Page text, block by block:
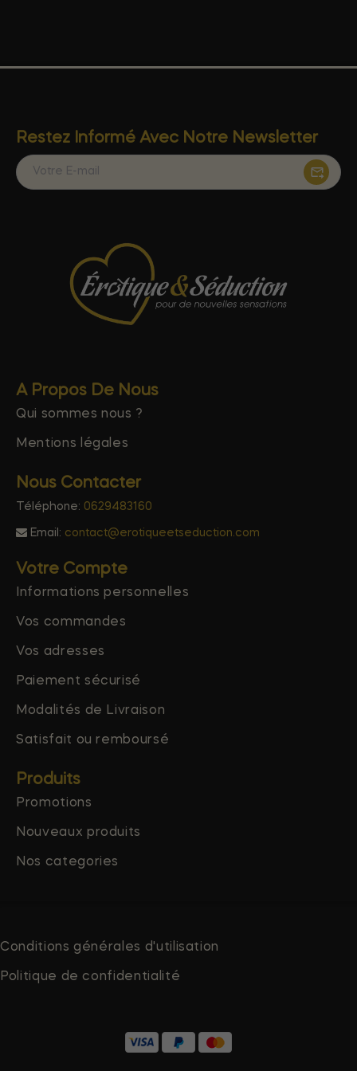
Restez Informé Avec Notre Newsletter
A Propos De Nous
Qui sommes nous ?
Mentions légales
Nous Contacter
Téléphone: 0629483160
Email: contact@erotiqueetseduction.com
Votre Compte
Informations personnelles
Vos commandes
Vos adresses
Paiement sécurisé
Modalités de Livraison
Satisfait ou remboursé
Produits
Promotions
Nouveaux produits
Nos categories
Conditions générales d'utilisation
Politique de confidentialité